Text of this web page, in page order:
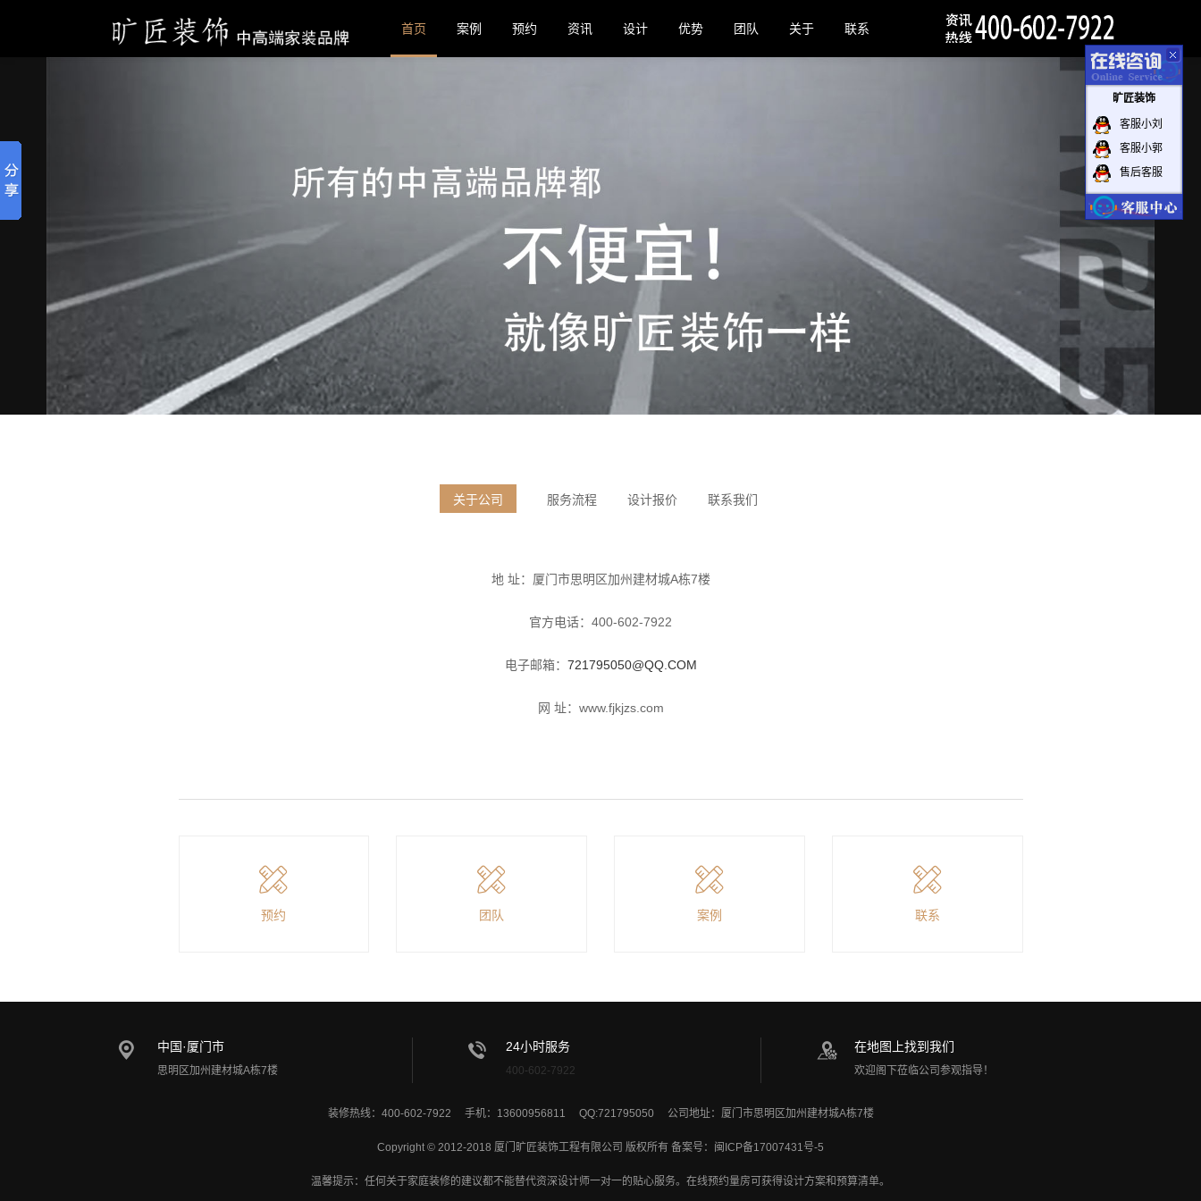
首页 案例 预约 资讯 设计 优势 团队 关于 联系
关于公司 服务流程 设计报价 联系我们
地 址： 厦门市思明区加州建材城A栋7楼
官方电话：400-602-7922
电子邮箱： 721795050@QQ.COM
网 址：www.fjkjzs.com
预约 团队 案例 联系
中国·厦门市
思明区加州建材城A栋7楼
24小时服务
400-602-7922
在地图上找到我们
欢迎阁下莅临公司参观指导！
装修热线：400-602-7922 手机：13600956811 QQ:721795050 公司地址：厦门市思明区加州建材城A栋7楼
Copyright © 2012-2018 厦门旷匠装饰工程有限公司 版权所有 备案号： 闽ICP备17007431号-5
温馨提示：任何关于家庭装修的建议都不能替代资深设计师一对一的贴心服务。在线预约量房可获得设计方案和预算清单。
旷匠装饰
客服小刘
客服小郭
售后客服